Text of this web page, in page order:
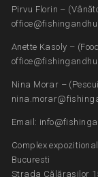
Pirvu Florin –
Anette Kasoly –
Nina Morar –
Email:
Complex
Bucuresti
Strada Călărașilor